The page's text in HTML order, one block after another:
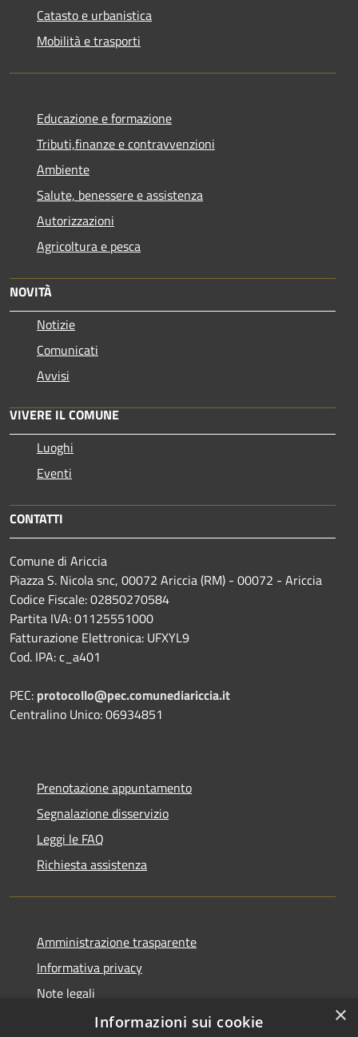
Catasto e urbanistica
Mobilità e trasporti
Educazione e formazione
Tributi,finanze e contravvenzioni
Ambiente
Salute, benessere e assistenza
Autorizzazioni
Agricoltura e pesca
NOVITÀ
Notizie
Comunicati
Avvisi
VIVERE IL COMUNE
Luoghi
Eventi
CONTATTI
Comune di Ariccia
Piazza S. Nicola snc, 00072 Ariccia (RM) - 00072 - Ariccia
Codice Fiscale: 02850270584
Partita IVA: 01125551000
Fatturazione Elettronica: UFXYL9
Cod. IPA: c_a401
PEC: protocollo@pec.comunediariccia.it
Centralino Unico: 06934851
Prenotazione appuntamento
Segnalazione disservizio
Leggi le FAQ
Richiesta assistenza
Amministrazione trasparente
Informativa privacy
Note legali
Dichiarazione di accessibilità
×
Informazioni sui cookie